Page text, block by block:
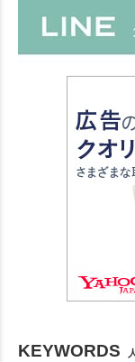
KEYWORDS